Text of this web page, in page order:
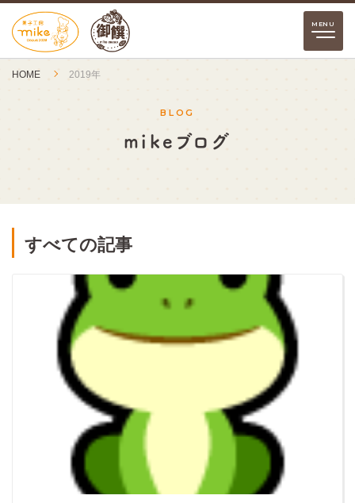
HOME 2019年
BLOG
mikeブログ
すべての記事